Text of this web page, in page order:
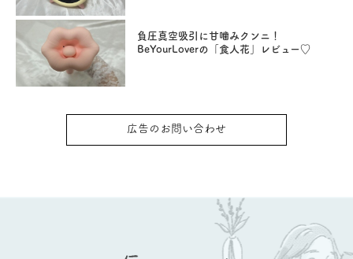
負圧真空吸引に甘噛みクンニ！
BeYourLoverの「食人花」レビュー♡
広告のお問い合わせ